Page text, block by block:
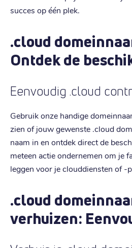
succes op één plek.
.cloud
Ontdek de
Eenvoudig .cloud
Gebruik onze handige
zien of jouw gewenste .cloud
naam in en ontdek direct de
meteen actie ondernemen om je
leggen voor je clouddiensten of -
.cloud
verhuizen: